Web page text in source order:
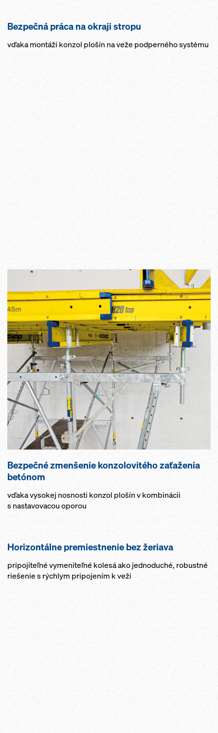
Bezpečná práca na okraji stropu
vďaka montáži konzol plošín na veže podperného systému
Bezpečné zmenšenie konzolovitého zaťaženia
betónom
vďaka vysokej nosnosti konzol plošín v kombinácii
s nastavovacou oporou
Horizontálne premiestnenie bez žeriava
pripojiteľné vymeniteľné kolesá ako jednoduché, robustné
riešenie s rýchlym pripojením k veži